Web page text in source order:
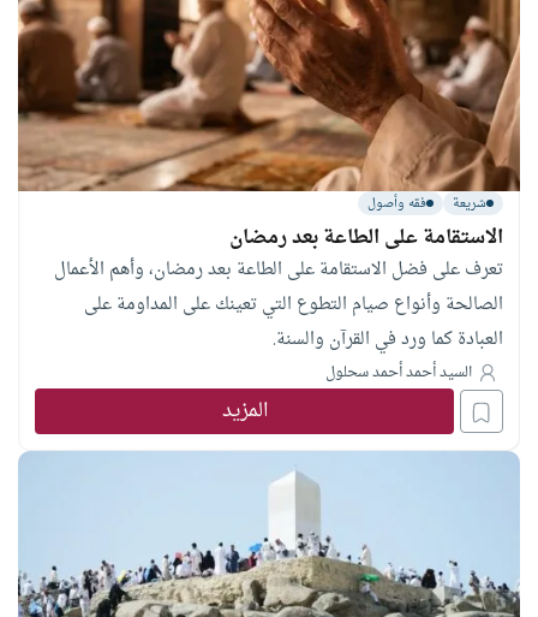
شريعة فقه وأصول
الاستقامة على الطاعة بعد رمضان
تعرف على فضل الاستقامة على الطاعة بعد رمضان، وأهم الأعمال
الصالحة وأنواع صيام التطوع التي تعينك على المداومة على
العبادة كما ورد في القرآن والسنة.
السيد أحمد أحمد سحلول
المزيد